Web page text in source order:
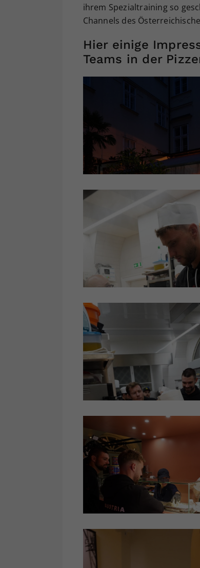
ihrem Spezialtraining so
Channels des
Hier einige
Teams in der